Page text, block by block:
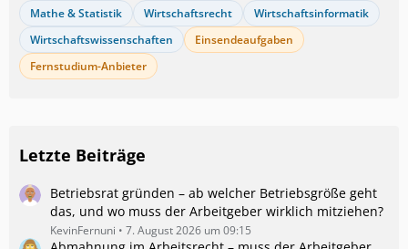
Mathe & Statistik
Wirtschaftsrecht
Wirtschaftsinformatik
Wirtschaftswissenschaften
Einsendeaufgaben
Fernstudium-Anbieter
Letzte Beiträge
Betriebsrat gründen – ab welcher Betriebsgröße geht
das, und wo muss der Arbeitgeber wirklich mitziehen?
KevinFernuni 7. August 2026 um 09:15